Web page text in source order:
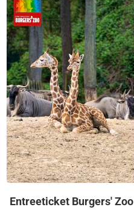
Entreeticket Burgers' Zoo